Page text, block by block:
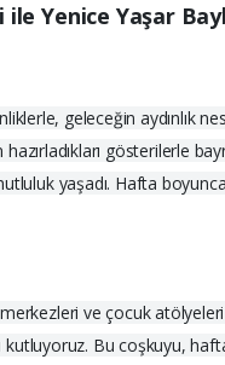
Yenice Yaşar
geleceğin aydınlık
gösterilerle
yaşadı. Hafta
ve çocuk
kutluyoruz. Bu coşkuyu,